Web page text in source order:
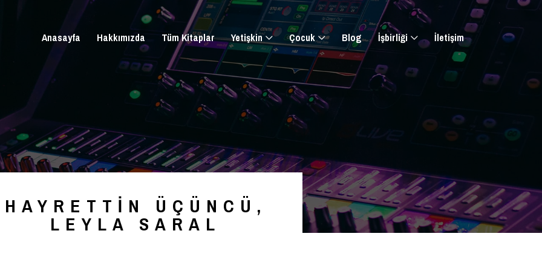
Anasayfa Hakkımızda Tüm Kitaplar Yetişkin Çocuk Blog İşbirliği İletişim
HAYRETTIN ÜÇÜNCÜ,
LEYLA SARAL